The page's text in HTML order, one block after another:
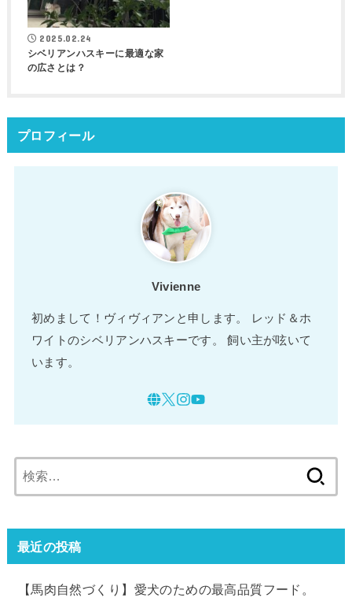
2025.02.24
シベリアンハスキーに最適な家
の広さとは？
プロフィール
Vivienne
初めまして！ヴィヴィアンと申します。 レッド＆ホ
ワイトのシベリアンハスキーです。 飼い主が呟いて
います。
索:
最近の投稿
【馬肉自然づくり】愛犬のための最高品質フード。